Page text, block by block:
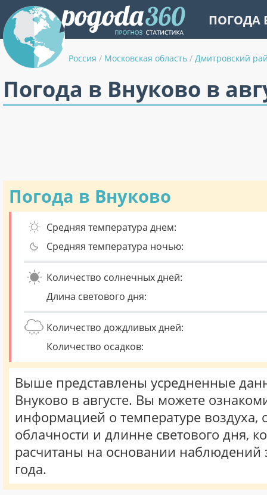
ПОГОДА
Россия / Московская область / Дмитровский
Погода в Внуково в
Погода в Внуково
Средняя температура днем:
Средняя температура ночью:
Количество солнечных дней:
Длина светового дня:
Количество дождливых дней:
Количество осадков:
Выше представлены усредненные
Внуково в августе. Вы можете
информацией о температуре воздуха,
облачности и длинне светового дня,
расчитаны на основании наблюдений
года.